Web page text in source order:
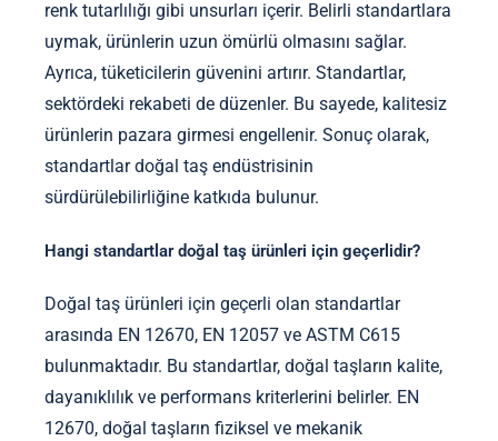
renk tutarlılığı gibi unsurları içerir. Belirli standartlara
uymak, ürünlerin uzun ömürlü olmasını sağlar.
Ayrıca, tüketicilerin güvenini artırır. Standartlar,
sektördeki rekabeti de düzenler. Bu sayede, kalitesiz
ürünlerin pazara girmesi engellenir. Sonuç olarak,
standartlar doğal taş endüstrisinin
sürdürülebilirliğine katkıda bulunur.
Hangi standartlar doğal taş ürünleri için geçerlidir?
Doğal taş ürünleri için geçerli olan standartlar
arasında EN 12670, EN 12057 ve ASTM C615
bulunmaktadır. Bu standartlar, doğal taşların kalite,
dayanıklılık ve performans kriterlerini belirler. EN
12670, doğal taşların fiziksel ve mekanik